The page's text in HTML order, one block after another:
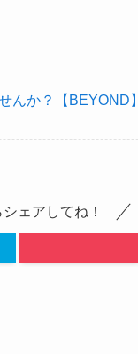
んか？【BEYOND】
ェアしてね！